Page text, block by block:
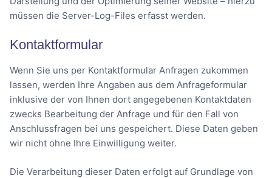
müssen die Server-Log-Files erfasst werden.
Kontaktformular
Wenn Sie uns per Kontaktformular Anfragen zukommen
lassen, werden Ihre Angaben aus dem Anfrageformular
inklusive der von Ihnen dort angegebenen Kontaktdaten
zwecks Bearbeitung der Anfrage und für den Fall von
Anschlussfragen bei uns gespeichert. Diese Daten geben
wir nicht ohne Ihre Einwilligung weiter.
Die Verarbeitung dieser Daten erfolgt auf Grundlage von